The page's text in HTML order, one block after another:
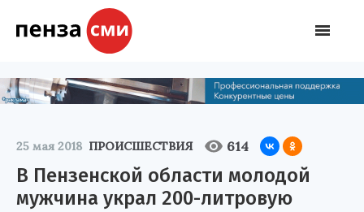
25 мая 2018 ПРОИСШЕСТВИЯ 614
В Пензенской области молодой
мужчина украл 200-литровую